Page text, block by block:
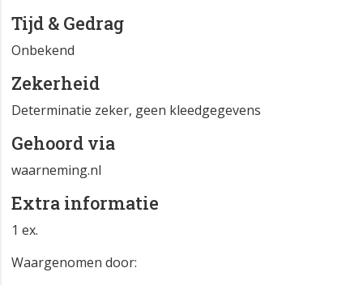
Tijd & Gedrag
Onbekend
Zekerheid
Determinatie zeker, geen kleedgegevens
Gehoord via
waarneming.nl
Extra informatie
1 ex.
Waargenomen door: